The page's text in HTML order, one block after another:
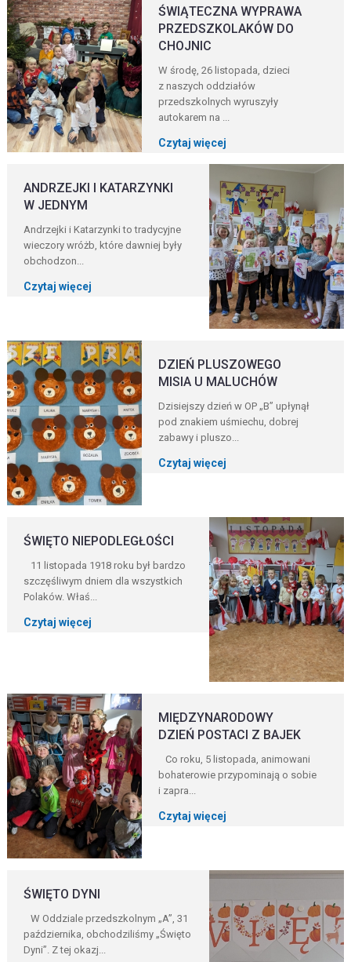
ŚWIĄTECZNA WYPRAWA
PRZEDSZKOLAKÓW DO
CHOJNIC
W środę, 26 listopada, dzieci
z naszych oddziałów
przedszkolnych wyruszyły
autokarem na ...
Czytaj więcej
ANDRZEJKI I KATARZYNKI
W JEDNYM
Andrzejki i Katarzynki to tradycyjne
wieczory wróżb, które dawniej były
obchodzon...
Czytaj więcej
DZIEŃ PLUSZOWEGO
MISIA U MALUCHÓW
Dzisiejszy dzień w OP „B” upłynął
pod znakiem uśmiechu, dobrej
zabawy i pluszo...
Czytaj więcej
ŚWIĘTO NIEPODLEGŁOŚCI
11 listopada 1918 roku był bardzo
szczęśliwym dniem dla wszystkich
Polaków. Właś...
Czytaj więcej
MIĘDZYNARODOWY
DZIEŃ POSTACI Z BAJEK
Co roku, 5 listopada, animowani
bohaterowie przypominają o sobie
i zapra...
Czytaj więcej
ŚWIĘTO DYNI
W Oddziale przedszkolnym „A”, 31
października, obchodziliśmy „Święto
Dyni”. Z tej okazj...